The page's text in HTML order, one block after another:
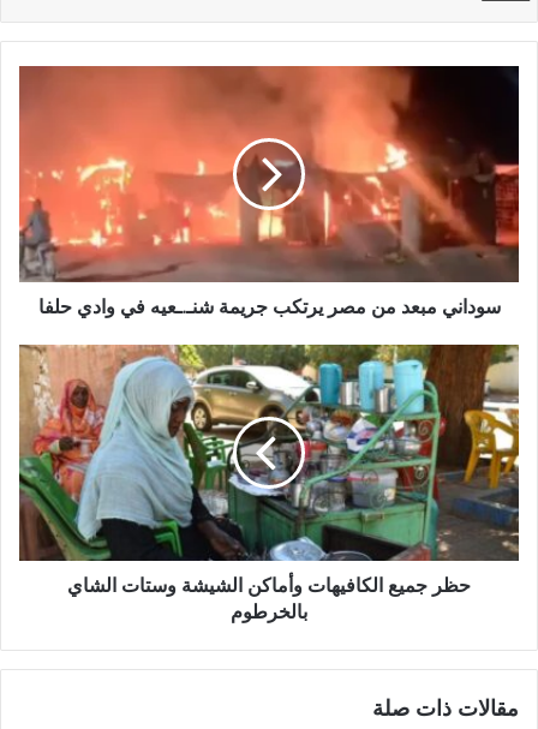
مصر
يرتكب
جريمة
شنـ.ـعيه
في
وادي
حلفاسوداني مبعد من مصر يرتكب جريمة شنـ.ـعيه في وادي حلفا
حظر
جميع
الكافيهات
وأماكن
الشيشة
وستات
الشاي
بالخرطوم
حظر جميع الكافيهات وأماكن الشيشة وستات الشاي
بالخرطوم
مقالات ذات صلة